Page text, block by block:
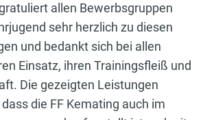
allen Bewerbsgruppen
sehr herzlich zu diesen
und bedankt sich bei allen
Einsatz, ihren Trainingsfleiß und
Die gezeigten Leistungen
die FF Kemating auch im